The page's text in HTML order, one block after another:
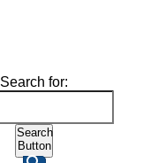
Search for:
Search
Button